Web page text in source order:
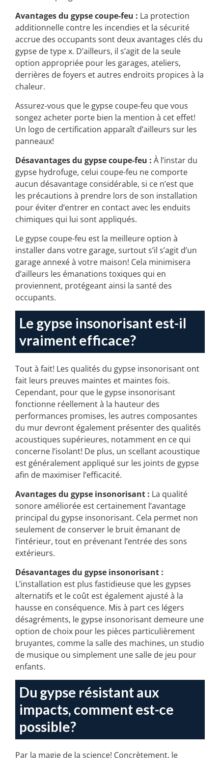
Avantages du gypse coupe-feu : La protection
additionnelle contre les incendies et la sécurité
accrue des occupants sont deux avantages clés du
gypse de type x. D’ailleurs, il s’agit de la seule
option appropriée pour les garages, ateliers,
derrières de foyers et autres endroits propices à la
Assurez-vous que le gypse coupe-feu que vous
songez acheter porte bien la mention à cet effet!
Un logo de certification apparaît d’ailleurs sur les
Désavantages du gypse coupe-feu :À l’instar du
gypse hydrofuge, celui coupe-feu ne comporte
aucun désavantage considérable, si ce n’est que
les précautions à prendre lors de son installation
pour éviter d’entrer en contact avec les enduits
Le gypse coupe-feu est la meilleure option à
installer dans votre garage, surtout s’il s’agit d’un
garage annexé à votre maison! Cela minimisera
d’ailleurs les émanations toxiques qui en
proviennent, protégeant ainsi la santé des
Le gypse insonorisant est-il
vraiment efficace?
Tout à fait! Les qualités du gypse insonorisant ont
fait leurs preuves maintes et maintes fois.
Cependant, pour que le gypse insonorisant
fonctionne réellement à la hauteur des
performances promises, les autres composantes
du mur devront également présenter des qualités
acoustiques supérieures, notamment en ce qui
concerne l’isolant! De plus, un scellant acoustique
est généralement appliqué sur les joints de gypse
Avantages du gypse insonorisant :La qualité
sonore améliorée est certainement l’avantage
principal du gypse insonorisant. Cela permet non
seulement de conserver le bruit émanant de
l’intérieur, tout en prévenant l’entrée des sons
Désavantages du gypse insonorisant :
L’installation est plus fastidieuse que les gypses
alternatifs et le coût est également ajusté à la
hausse en conséquence. Mis à part ces légers
désagréments, le gypse insonorisant demeure une
option de choix pour les pièces particulièrement
bruyantes, comme la salle des machines, un studio
de musique ou simplement une salle de jeu pour
Du gypse résistant aux
impacts, comment est-ce
possible?